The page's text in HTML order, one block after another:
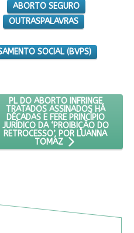
ABORTO SEGURO
OUTRASPALAVRAS
SOCIAL (BVPS)
DO ESTUPRO”, POLÍTICOS
PRÓXIMO ARTIGO: PL DO
PL DO ABORTO INFRINGE
TRATADOS ASSINADOS HÁ
DÉCADAS E FERE PRINCÍPIO
JURÍDICO DA ‘PROIBIÇÃO DO
RETROCESSO’, POR LUANNA
TOMAZ